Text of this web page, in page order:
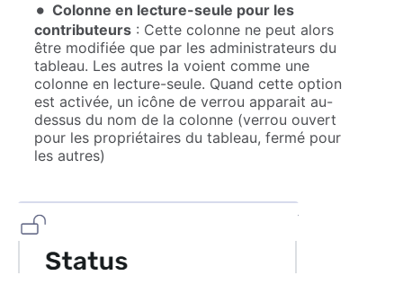
Colonne en lecture-seule pour les
contributeurs : Cette colonne ne peut alors
être modifiée que par les administrateurs du
tableau. Les autres la voient comme une
colonne en lecture-seule. Quand cette option
est activée, un icône de verrou apparait au-
dessus du nom de la colonne (verrou ouvert
pour les propriétaires du tableau, fermé pour
les autres)